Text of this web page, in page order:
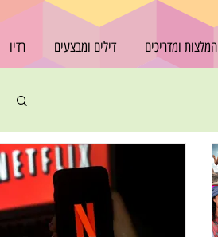
המלצות ומדריכים דילים ומבצעים רדיו